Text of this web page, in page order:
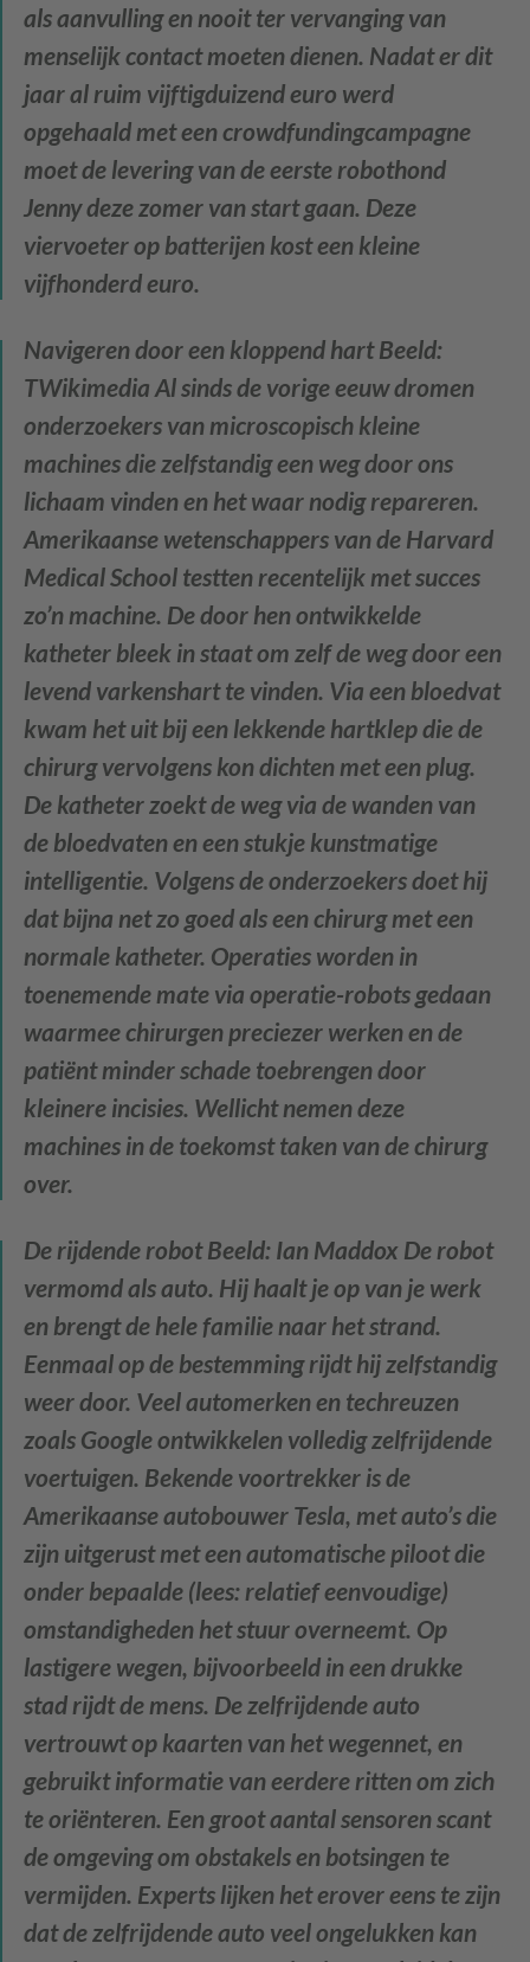
als aanvulling en nooit ter vervanging van
menselijk contact moeten dienen. Nadat er dit
jaar al ruim vijftigduizend euro werd
opgehaald met een crowdfundingcampagne
moet de levering van de eerste robothond
Jenny deze zomer van start gaan. Deze
viervoeter op batterijen kost een kleine
vijfhonderd euro.
Navigeren door een kloppend hartBeeld:
TWikimedia Al sinds de vorige eeuw dromen
onderzoekers van microscopisch kleine
machines die zelfstandig een weg door ons
lichaam vinden en het waar nodig repareren.
Amerikaanse wetenschappers van de Harvard
Medical School testten recentelijk met succes
zo’n machine. De door hen ontwikkelde
katheter bleek in staat om zelf de weg door een
levend varkenshart te vinden. Via een bloedvat
kwam het uit bij een lekkende hartklep die de
chirurg vervolgens kon dichten met een plug.
De katheter zoekt de weg via de wanden van
de bloedvaten en een stukje kunstmatige
intelligentie. Volgens de onderzoekers doet hij
dat bijna net zo goed als een chirurg met een
normale katheter. Operaties worden in
toenemende mate via operatie-robots gedaan
waarmee chirurgen preciezer werken en de
patiënt minder schade toebrengen door
kleinere incisies. Wellicht nemen deze
machines in de toekomst taken van de chirurg
over.
De rijdende robotBeeld: Ian Maddox De robot
vermomd als auto. Hij haalt je op van je werk
en brengt de hele familie naar het strand.
Eenmaal op de bestemming rijdt hij zelfstandig
weer door. Veel automerken en techreuzen
zoals Google ontwikkelen volledig zelfrijdende
voertuigen. Bekende voortrekker is de
Amerikaanse autobouwer Tesla, met auto’s die
zijn uitgerust met een automatische piloot die
onder bepaalde (lees: relatief eenvoudige)
omstandigheden het stuur overneemt. Op
lastigere wegen, bijvoorbeeld in een drukke
stad rijdt de mens. De zelfrijdende auto
vertrouwt op kaarten van het wegennet, en
gebruikt informatie van eerdere ritten om zich
te oriënteren. Een groot aantal sensoren scant
de omgeving om obstakels en botsingen te
vermijden. Experts lijken het erover eens te zijn
dat de zelfrijdende auto veel ongelukken kan